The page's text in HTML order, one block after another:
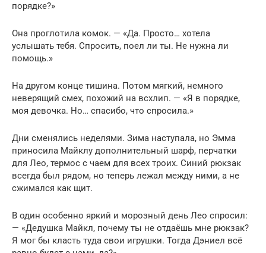
порядке?»
Она проглотила комок. — «Да. Просто… хотела
услышать тебя. Спросить, поел ли ты. Не нужна ли
помощь.»
На другом конце тишина. Потом мягкий, немного
неверящий смех, похожий на всхлип. — «Я в порядке,
моя девочка. Но… спасибо, что спросила.»
Дни сменялись неделями. Зима наступала, но Эмма
приносила Майклу дополнительный шарф, перчатки
для Лео, термос с чаем для всех троих. Синий рюкзак
всегда был рядом, но теперь лежал между ними, а не
сжимался как щит.
В один особенно яркий и морозный день Лео спросил:
— «Дедушка Майкл, почему ты не отдаёшь мне рюкзак?
Я мог бы класть туда свои игрушки. Тогда Дэниел всё